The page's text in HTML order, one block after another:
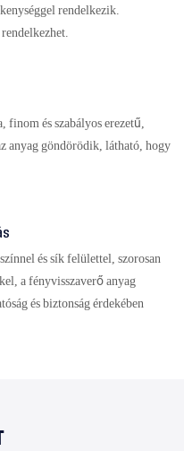
rendelkezik.
és szabályos erezetű,
anyag göndörödik, látható, hogy
és sík felülettel, szorosan
a fényvisszaverő anyag
és biztonság érdekében